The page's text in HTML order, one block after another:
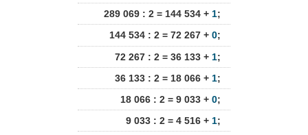
289 069 : 2 = 144 534 + 1;
144 534 : 2 = 72 267 + 0;
72 267 : 2 = 36 133 + 1;
36 133 : 2 = 18 066 + 1;
18 066 : 2 = 9 033 + 0;
9 033 : 2 = 4 516 + 1;